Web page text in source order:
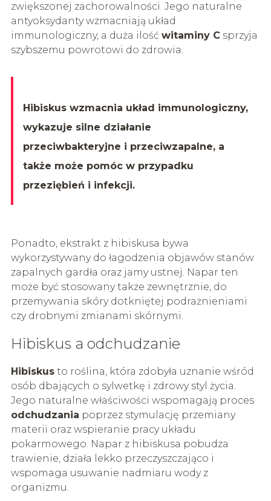
zwiększonej zachorowalności. Jego naturalne
antyoksydanty wzmacniają układ
immunologiczny, a duża ilość witaminy Csprzyja
szybszemu powrotowi do zdrowia.
Hibiskus wzmacnia układ immunologiczny,
wykazuje silne działanie
przeciwbakteryjne i przeciwzapalne, a
także może pomóc w przypadku
przeziębień i infekcji.
Ponadto, ekstrakt z hibiskusa bywa
wykorzystywany do łagodzenia objawów stanów
zapalnych gardła oraz jamy ustnej. Napar ten
może być stosowany także zewnętrznie, do
przemywania skóry dotkniętej podrażnieniami
czy drobnymi zmianami skórnymi.
Hibiskus a odchudzanie
Hibiskusto roślina, która zdobyła uznanie wśród
osób dbających o sylwetkę i zdrowy styl życia.
Jego naturalne właściwości wspomagają proces
odchudzania poprzez stymulację przemiany
materii oraz wspieranie pracy układu
pokarmowego. Napar z hibiskusa pobudza
trawienie, działa lekko przeczyszczająco i
wspomaga usuwanie nadmiaru wody z
organizmu.